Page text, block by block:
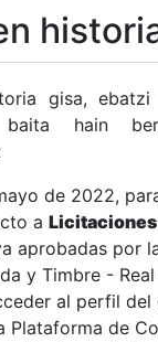
gisa,
baita hain
de 2022,
a
aprobadas por
y Timbre -
al perfil
Plataforma de